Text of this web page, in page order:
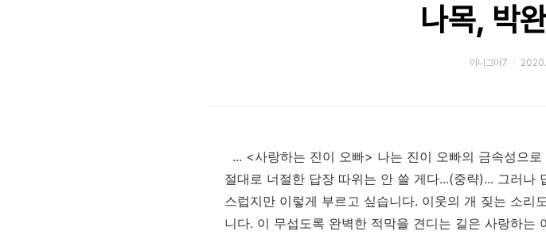
나목, 박
이니그마7
... <사랑하는 진이 오빠> 나는 진이 오빠의 금속성으
절대로 너절한 답장 따위는 안 쓸 게다...(중략)... 그러
스럽지만 이렇게 부르고 싶습니다. 이웃의 개 짖는 소
니다. 이 무섭도록 완벽한 적막을 견디는 길은 사랑하는